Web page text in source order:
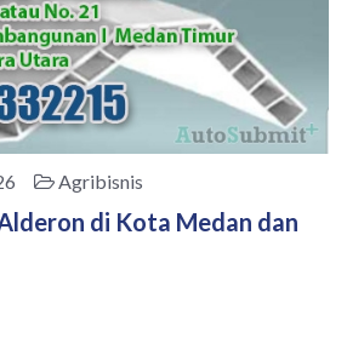
Agribisnis
di Kota Medan dan